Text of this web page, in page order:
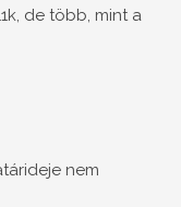
de több, mint a
nem